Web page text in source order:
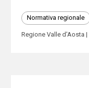
Normativa regionale
Regione Valle d'Aosta